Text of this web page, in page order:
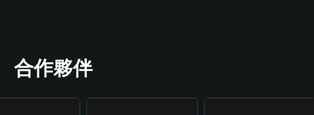
合作夥伴